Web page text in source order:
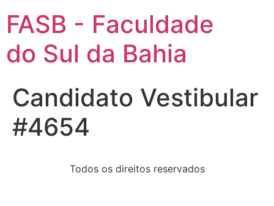
FASB - Faculdade
do Sul da Bahia
Candidato Vestibular
#4654
Todos os direitos reservados